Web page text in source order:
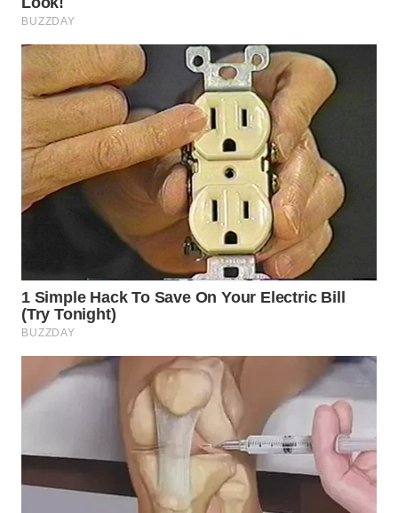
WN
PURWAKARTA
WN
PRIANGAN
TIMUR
WN
SEMARANG
WN
BOROBUDUR
WN
MADURA
SURABAYA